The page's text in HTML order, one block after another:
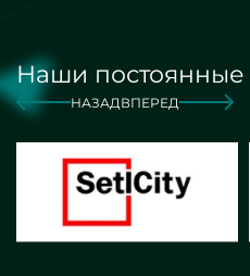
Наши постоянные
НАЗАД ВПЕРЕД